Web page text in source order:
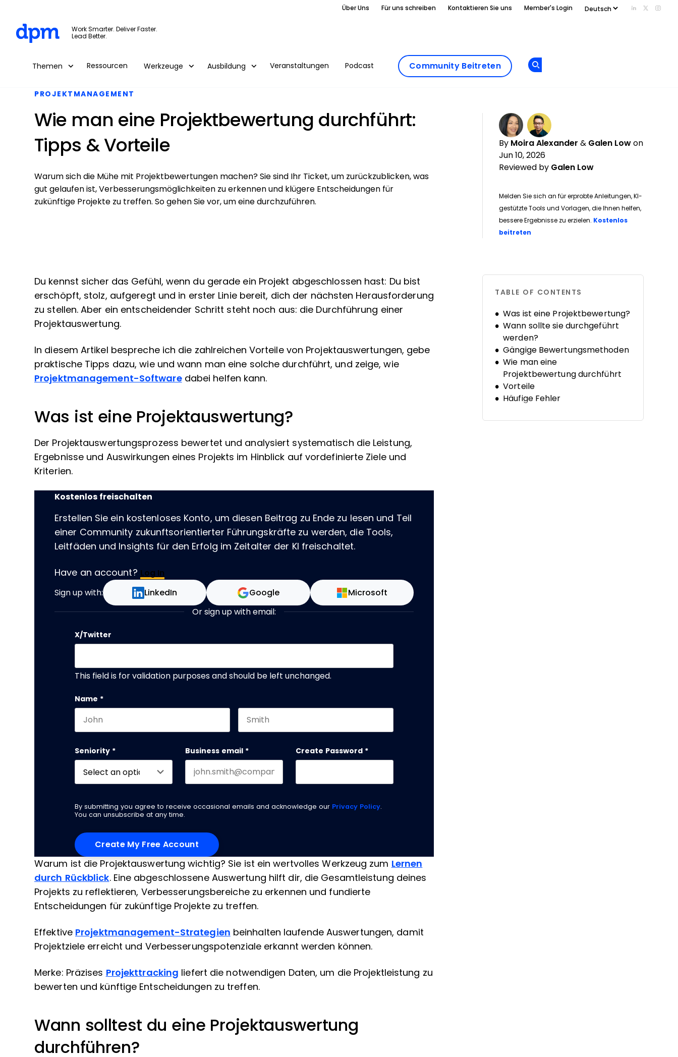
Skip to main content
Über Uns Für uns schreiben Kontaktieren Sie uns Member's Login Add us on
Follow
Work Smarter. Deliver Faster.
Lead Better.
Themen Ressourcen Werkzeuge Ausbildung Veranstaltungen Podcast Community Beitreten
PROJEKTMANAGEMENT
Wie man eine Projektbewertung durchführt:
Tipps & Vorteile
By Moira Alexander & Galen Low on
Jun 10, 2026
Reviewed by Galen Low
Melden Sie sich an für erprobte Anleitungen, KI-
gestützte Tools und Vorlagen, die Ihnen helfen,
bessere Ergebnisse zu erzielen. Kostenlos
beitreten
Warum sich die Mühe mit Projektbewertungen machen? Sie sind Ihr Ticket, um zurückzublicken, was
gut gelaufen ist, Verbesserungsmöglichkeiten zu erkennen und klügere Entscheidungen für
zukünftige Projekte zu treffen. So gehen Sie vor, um eine durchzuführen.
Du kennst sicher das Gefühl, wenn du gerade ein Projekt abgeschlossen hast: Du bist
erschöpft, stolz, aufgeregt und in erster Linie bereit, dich der nächsten Herausforderung
zu stellen. Aber ein entscheidender Schritt steht noch aus: die Durchführung einer
Projektauswertung.
In diesem Artikel bespreche ich die zahlreichen Vorteile von Projektauswertungen, gebe
praktische Tipps dazu, wie und wann man eine solche durchführt, und zeige, wie
Projektmanagement-Softwaredabei helfen kann.
Was ist eine Projektauswertung?
Der Projektauswertungsprozess bewertet und analysiert systematisch die Leistung,
Ergebnisse und Auswirkungen eines Projekts im Hinblick auf vordefinierte Ziele und
Kriterien.
Kostenlos freischalten
Erstellen Sie ein kostenloses Konto, um diesen Beitrag zu Ende zu lesen und Teil
einer Community zukunftsorientierter Führungskräfte zu werden, die Tools,
Leitfäden und Insights für den Erfolg im Zeitalter der KI freischaltet.
Have an account? Log In
Sign up with: LinkedIn Google Microsoft
Or sign up with email:
X/Twitter
This field is for validation purposes and should be left unchanged.
Name *
Seniority * Business email * Create Password *
By submitting you agree to receive occasional emails and acknowledge our Privacy Policy.
You can unsubscribe at any time.
Warum ist die Projektauswertung wichtig? Sie ist ein wertvolles Werkzeug zum Lernen
durch Rückblick. Eine abgeschlossene Auswertung hilft dir, die Gesamtleistung deines
Projekts zu reflektieren, Verbesserungsbereiche zu erkennen und fundierte
Entscheidungen für zukünftige Projekte zu treffen.
Effektive Projektmanagement-Strategien beinhalten laufende Auswertungen, damit
Projektziele erreicht und Verbesserungspotenziale erkannt werden können.
Merke: Präzises Projekttracking liefert die notwendigen Daten, um die Projektleistung zu
bewerten und künftige Entscheidungen zu treffen.
Wann solltest du eine Projektauswertung
durchführen?
TABLE OF CONTENTS
Was ist eine Projektbewertung?
Wann sollte sie durchgeführt
werden?
Gängige Bewertungsmethoden
Wie man eine
Projektbewertung durchführt
Vorteile
Häufige Fehler
Werkzeuge